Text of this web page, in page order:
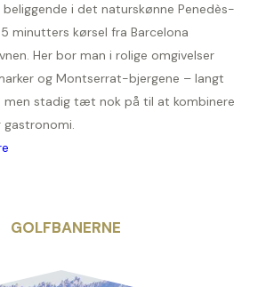
i det naturskønne Penedès-
minutters kørsel fra Barcelona
Her bor man i rolige omgivelser
og Montserrat-bjergene – langt
men stadig tæt nok på til at kombinere
GOLFBANERNE